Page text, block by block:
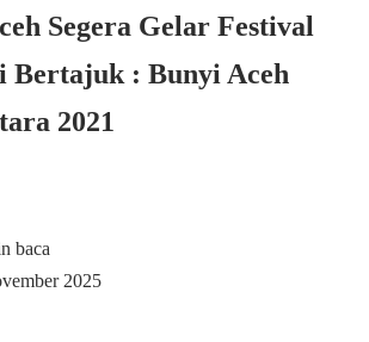
Segera Gelar Festival
Bertajuk : Bunyi Aceh
2021
baca
2025